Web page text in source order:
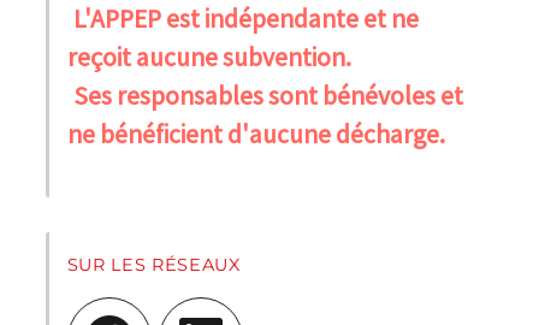
L'APPEP est indépendante et ne
reçoit aucune subvention.
Ses responsables sont bénévoles et
ne bénéficient d'aucune décharge.
SUR LES RÉSEAUX